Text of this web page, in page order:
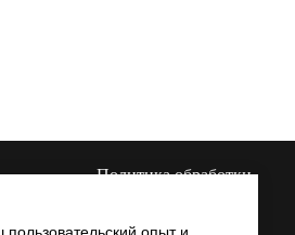
Политика обработки